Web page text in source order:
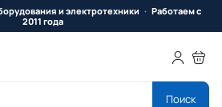
и электротехники
Работаем с
2011 года
Поиск